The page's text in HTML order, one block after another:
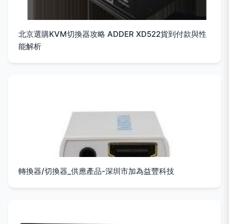
北京選購KVM切換器攻略 ADDER XD522貨到付款與性
能解析
轉換器/切換器_供應產品-深圳市加為益豐科技